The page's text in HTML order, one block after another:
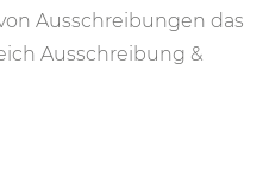
Ausschreibungen das
Ausschreibung &